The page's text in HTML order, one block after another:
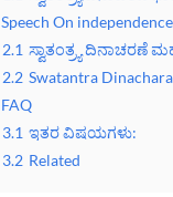
Speech On
2.1 ಸ್ವಾತಂತ್ರ್ಯ ದಿನಾಚರಣೆ
2.2 Swatantra
FAQ
3.1 ಇತರ ವಿಷಯಗಳು:
3.2 Related